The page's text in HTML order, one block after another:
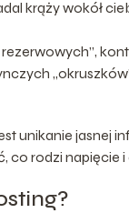
krąży wokół
unikanie jasnej
rodzi napięcie i